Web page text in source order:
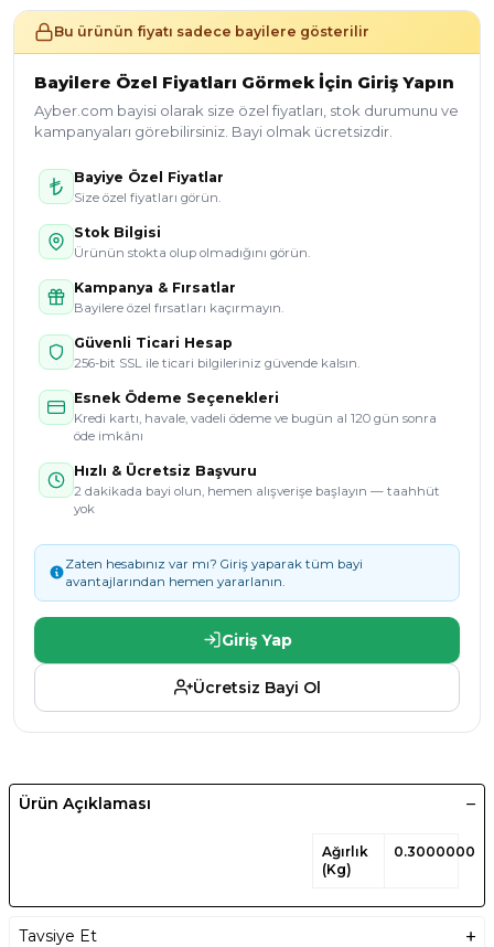
Bu ürünün fiyatı sadece bayilere gösterilir
Bayilere Özel Fiyatları Görmek İçin Giriş Yapın
Ayber.com bayisi olarak size özel fiyatları, stok durumunu ve
kampanyaları görebilirsiniz. Bayi olmak ücretsizdir.
Bayiye Özel Fiyatlar
Size özel fiyatları görün.
Stok Bilgisi
Ürünün stokta olup olmadığını görün.
Kampanya & Fırsatlar
Bayilere özel fırsatları kaçırmayın.
Güvenli Ticari Hesap
256-bit SSL ile ticari bilgileriniz güvende kalsın.
Esnek Ödeme Seçenekleri
Kredi kartı, havale, vadeli ödeme ve bugün al 120 gün sonra
öde imkânı
Hızlı & Ücretsiz Başvuru
2 dakikada bayi olun, hemen alışverişe başlayın — taahhüt
yok
Zaten hesabınız var mı? Giriş yaparak tüm bayi
avantajlarından hemen yararlanın.
Giriş Yap
Ücretsiz Bayi Ol
Ürün Açıklaması
Ağırlık
(Kg)
Tavsiye Et